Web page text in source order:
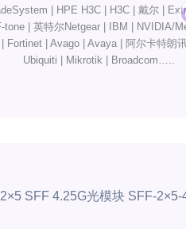
| HPE H3C | H3C | 戴尔 |
tone | 英特尔Netgear | IBM | NVIDIA/
| Fortinet | Avago | Avaya | 阿尔卡特朗
Ubiquiti | Mikrotik | Broadcom…..